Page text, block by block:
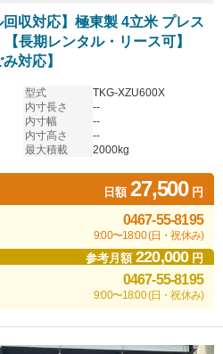
回収対応】極東製 4立米 プレス
長期レンタル・リース可】
対応】
型式
TKG-XZU600X
内寸長さ
--
内寸幅
--
内寸高さ
--
最大積載
2000kg
日額27,500円
0467-55-8195
9:00〜18:00 (日・祝休み)
参考月額220,000円
0467-55-8195
9:00〜18:00 (日・祝休み)